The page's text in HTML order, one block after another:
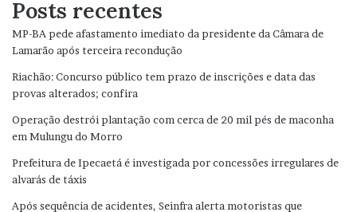
Posts recentes
MP-BA pede afastamento imediato da presidente da Câmara de
Lamarão após terceira recondução
Riachão: Concurso público tem prazo de inscrições e data das
provas alterados; confira
Operação destrói plantação com cerca de 20 mil pés de maconha
em Mulungu do Morro
Prefeitura de Ipecaetá é investigada por concessões irregulares de
alvarás de táxis
Após sequência de acidentes, Seinfra alerta motoristas que